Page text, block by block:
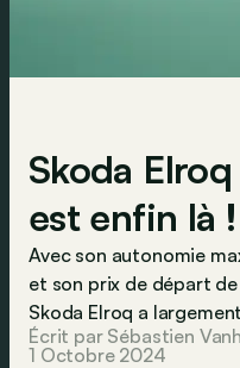
Skoda
est enfin là !
Avec son autonomie
et son prix de départ
Skoda Elroq a
Écrit par Sébastien
1 Octobre 2024